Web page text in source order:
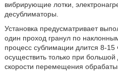
вибрирующие лотки,
десублиматоры.
Установка предусматривает
один проход гранул по
процесс сублимации длится 8-15
осуществить только при
скорости перемещения